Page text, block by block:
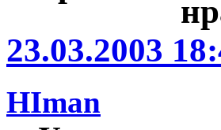
23.03.2003
HIman